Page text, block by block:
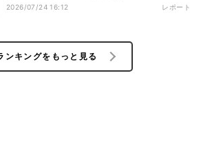
2026/07/24 16:12 レポート
ンキングをもっと見る